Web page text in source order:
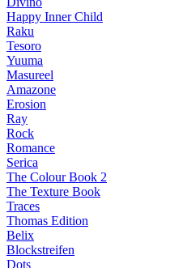
Happy Inner Child
Raku
Tesoro
Yuuma
Masureel
Amazone
Erosion
Ray
Rock
Romance
Serica
The Colour Book 2
The Texture Book
Traces
Thomas Edition
Belix
Blockstreifen
Dots